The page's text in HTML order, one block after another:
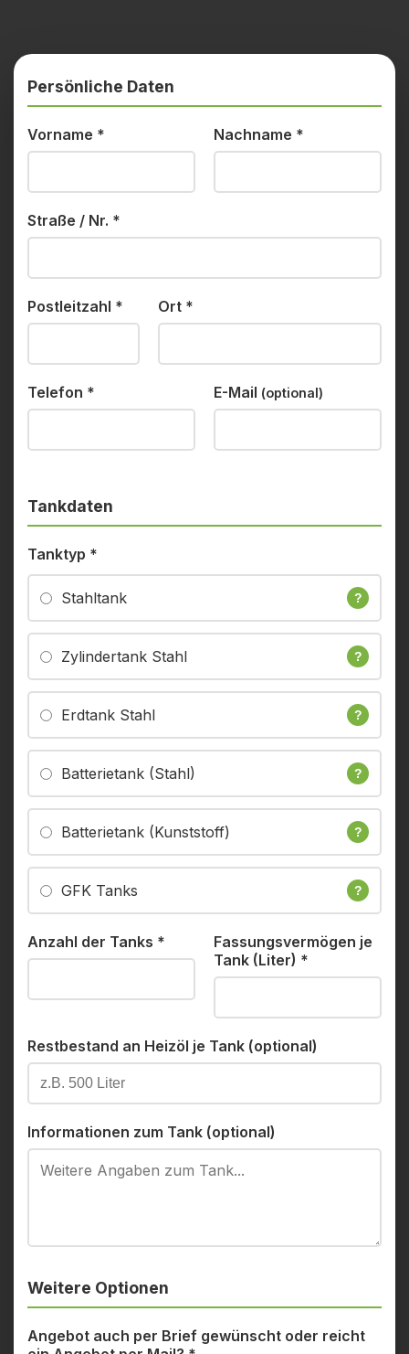
Persönliche Daten
Vorname * Nachname *
Straße / Nr. *
Postleitzahl * Ort *
Telefon * E-Mail (optional)
Tankdaten
Tanktyp *
Stahltank ?
Zylindertank Stahl ?
Erdtank Stahl ?
Batterietank (Stahl) ?
Batterietank (Kunststoff) ?
GFK Tanks ?
Anzahl der Tanks *
Fassungsvermögen je
Tank (Liter) *
Restbestand an Heizöl je Tank (optional)
Informationen zum Tank (optional)
Weitere Optionen
Angebot auch per Brief gewünscht oder reicht